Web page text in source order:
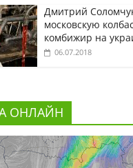
Дмитрий
московскую
комбижир на
06.07.2018
ОНЛАЙН